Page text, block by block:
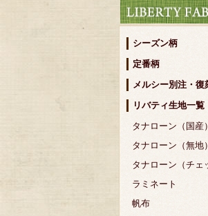
シーズン柄
定番柄
メルシー別注・復
リバティ生地一覧
タナローン（国産）
タナローン（無地）
タナローン（チェ
ラミネート
帆布